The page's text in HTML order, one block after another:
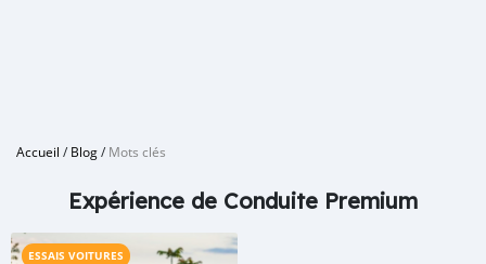
Accueil /Blog/Mots clés
Expérience de Conduite Premium
ESSAIS VOITURES